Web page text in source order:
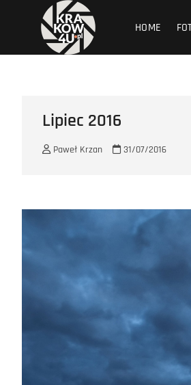
HOME
Lipiec 2016
Paweł Krzan 31/07/2016